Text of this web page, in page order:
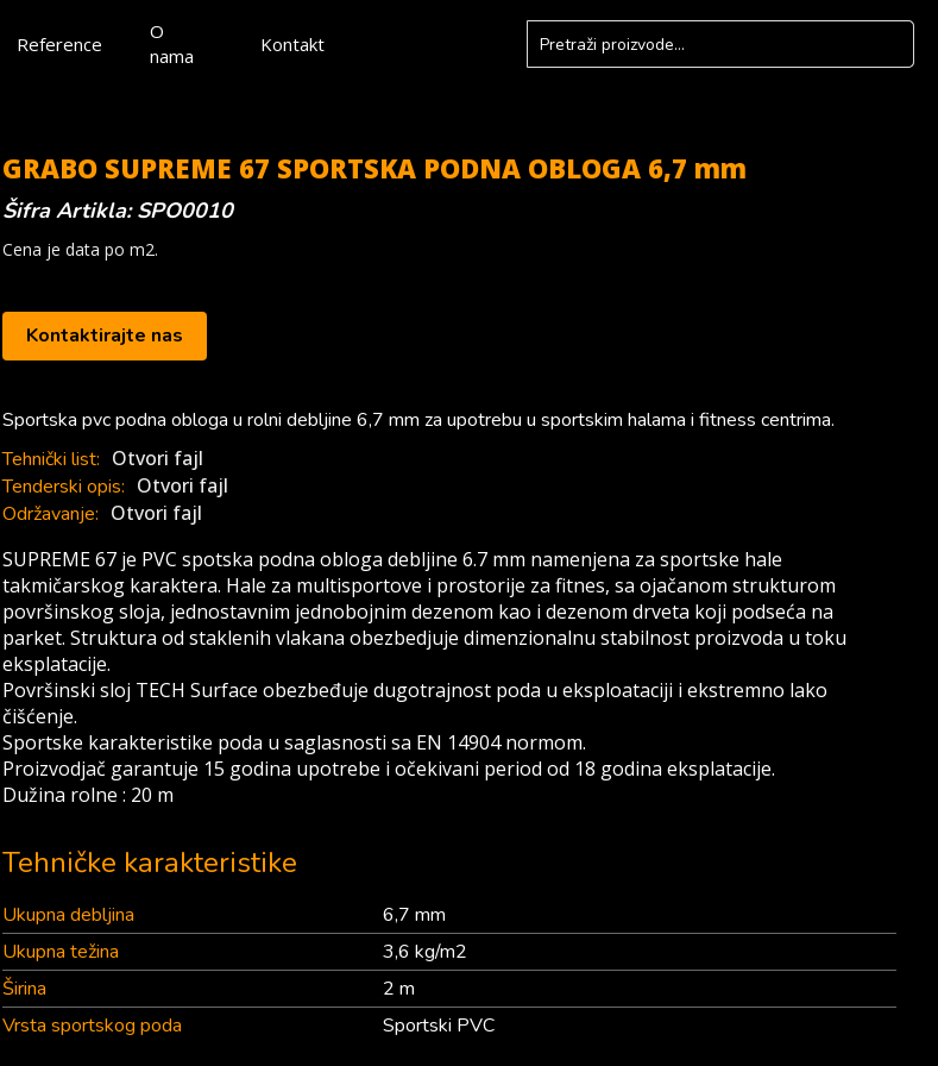
Reference
O
nama
Kontakt
GRABO SUPREME 67 SPORTSKA PODNA OBLOGA 6,7 mm
Šifra Artikla: SPO0010
Cena je data po m2.
Kontaktirajte nas
Sportska pvc podna obloga u rolni debljine 6,7 mm za upotrebu u sportskim halama i fitness centrima.
Tehnički list: Otvori fajl
Tenderski opis: Otvori fajl
Održavanje: Otvori fajl
SUPREME 67 je PVC spotska podna obloga debljine 6.7 mm namenjena za sportske hale
takmičarskog karaktera. Hale za multisportove i prostorije za fitnes, sa ojačanom strukturom
površinskog sloja, jednostavnim jednobojnim dezenom kao i dezenom drveta koji podseća na
parket. Struktura od staklenih vlakana obezbedjuje dimenzionalnu stabilnost proizvoda u toku
eksplatacije.
Površinski sloj TECH Surface obezbeđuje dugotrajnost poda u eksploataciji i ekstremno lako
čišćenje.
Sportske karakteristike poda u saglasnosti sa EN 14904 normom.
Proizvodjač garantuje 15 godina upotrebe i očekivani period od 18 godina eksplatacije.
Dužina rolne : 20 m
Tehničke karakteristike
Ukupna debljina
6,7 mm
Ukupna težina
3,6 kg/m2
Širina
2 m
Vrsta sportskog poda
Sportski PVC